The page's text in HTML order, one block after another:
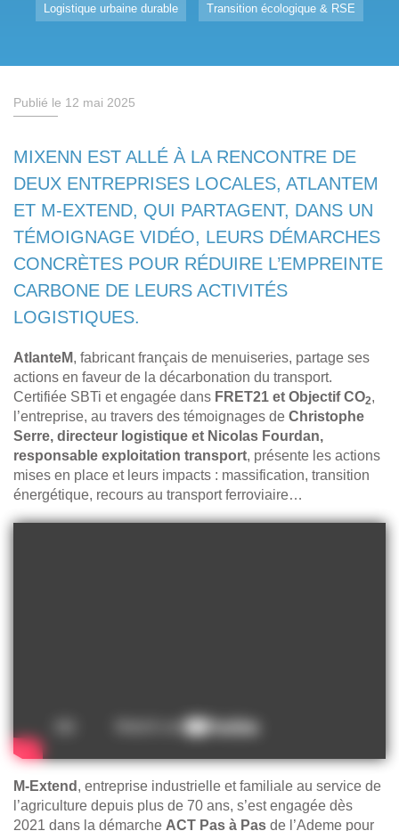
Logistique urbaine durable Transition écologique & RSE
Publié le 12 mai 2025
MIXENN EST ALLÉ À LA RENCONTRE DE
DEUX ENTREPRISES LOCALES, ATLANTEM
ET M-EXTEND, QUI PARTAGENT, DANS UN
TÉMOIGNAGE VIDÉO, LEURS DÉMARCHES
CONCRÈTES POUR RÉDUIRE L’EMPREINTE
CARBONE DE LEURS ACTIVITÉS
LOGISTIQUES.
AtlanteM, fabricant français de menuiseries, partage ses
actions en faveur de la décarbonation du transport.
Certifiée SBTi et engagée dans FRET21 et Objectif CO2,
l’entreprise, au travers des témoignages de Christophe
Serre, directeur logistique et Nicolas Fourdan,
responsable exploitation transport, présente les actions
mises en place et leurs impacts : massification, transition
énergétique, recours au transport ferroviaire…
M-Extend , entreprise industrielle et familiale au service de
l’agriculture depuis plus de 70 ans, s’est engagée dès
2021 dans la démarche ACT Pas à Pas de l’Ademe pour